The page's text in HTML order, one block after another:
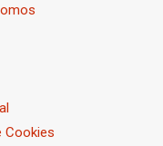
Cookies